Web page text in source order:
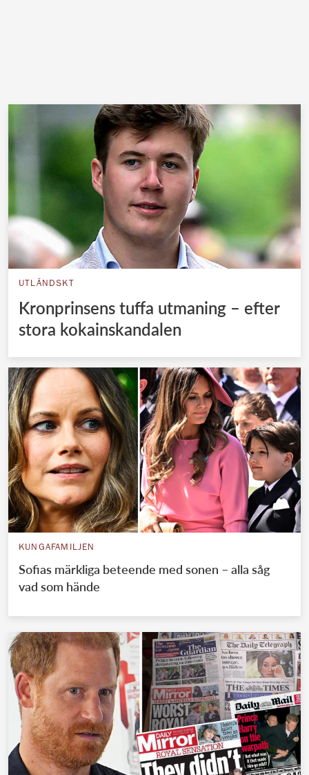
UTLÄNDSKT
Kronprinsens tuffa utmaning – efter
stora kokainskandalen
KUNGAFAMILJEN
Sofias märkliga beteende med sonen – alla såg
vad som hände